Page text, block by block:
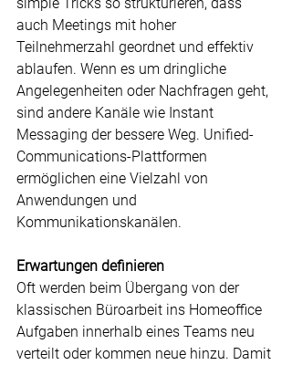
auch Meetings mit hoher
Teilnehmerzahl geordnet und effektiv
ablaufen. Wenn es um dringliche
Angelegenheiten oder Nachfragen geht,
sind andere Kanäle wie Instant
Messaging der bessere Weg. Unified-
Communications-Plattformen
ermöglichen eine Vielzahl von
Anwendungen und
Kommunikationskanälen.
Erwartungen definieren
Oft werden beim Übergang von der
klassischen Büroarbeit ins Homeoffice
Aufgaben innerhalb eines Teams neu
verteilt oder kommen neue hinzu. Damit